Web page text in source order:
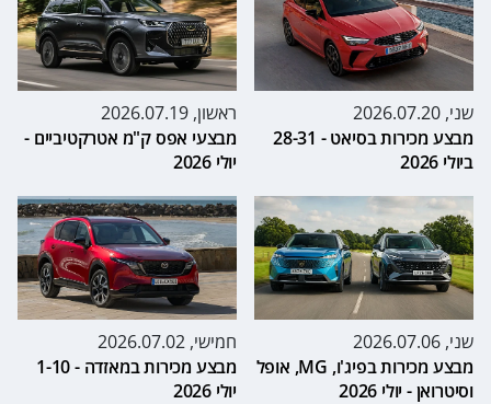
שני, 2026.07.20
מבצע מכירות בסיאט - 28-31
ביולי 2026
ראשון, 2026.07.19
מבצעי אפס ק"מ אטרקטיביים -
יולי 2026
שני, 2026.07.06
מבצע מכירות בפיג'ו, MG, אופל
וסיטרואן - יולי 2026
חמישי, 2026.07.02
מבצע מכירות במאזדה - 1-10
יולי 2026